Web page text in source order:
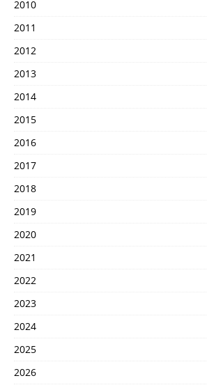
2010
2011
2012
2013
2014
2015
2016
2017
2018
2019
2020
2021
2022
2023
2024
2025
2026